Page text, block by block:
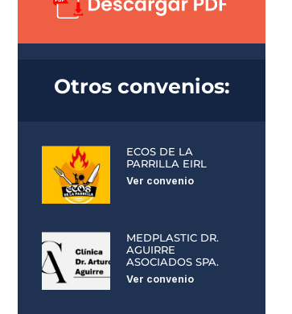
Otros convenios:
ECOS DE LA
PARRILLA EIRL
Ver convenio
MEDPLASTIC DR.
AGUIRRE
ASOCIADOS SPA.
Ver convenio